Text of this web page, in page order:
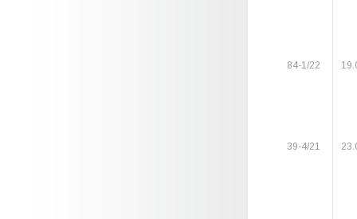
84-1/22
39-4/21